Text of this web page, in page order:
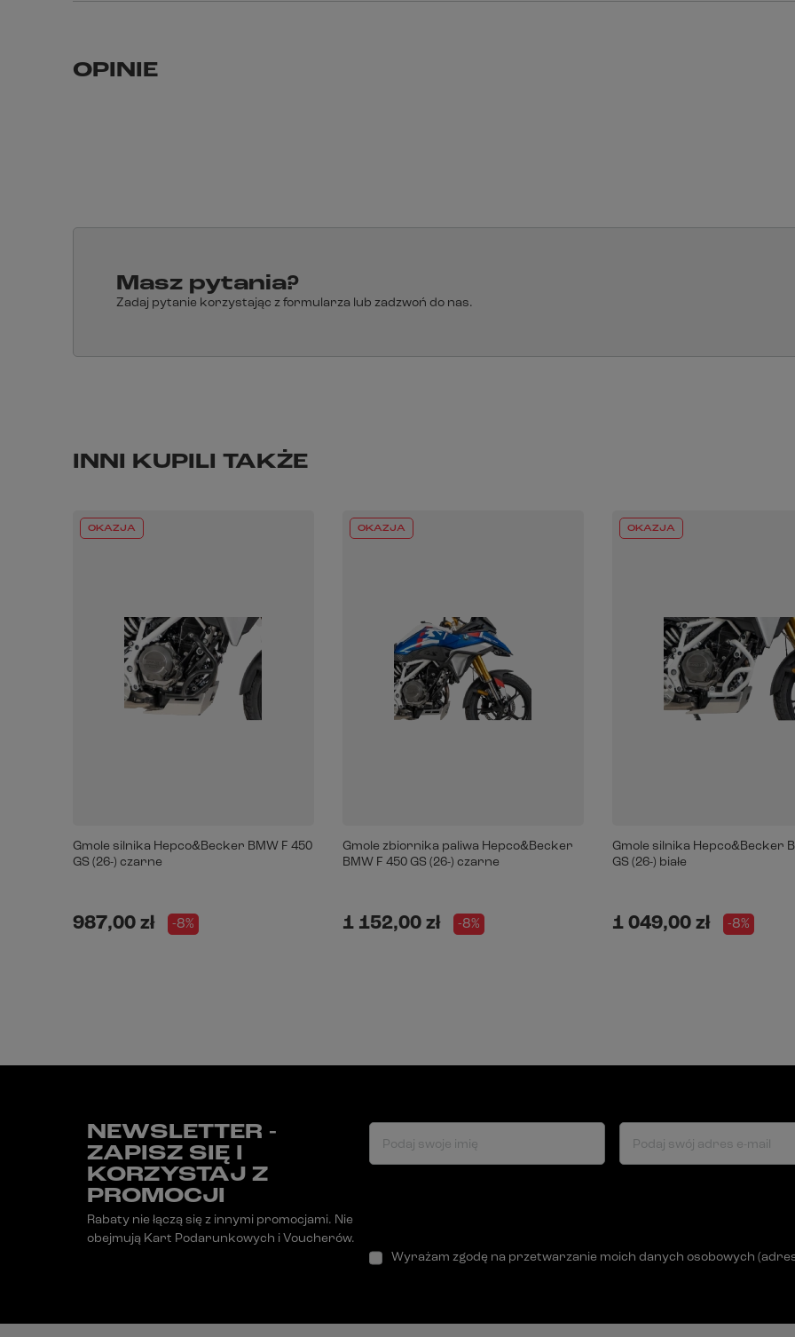
OPINIE
Masz pytania?
Zadaj pytanie korzystając z formularza lub zadzwoń do nas.
INNI KUPILI TAKŻE
OKAZJA
Gmole silnika Hepco&Becker BMW F 450
GS (26-) czarne
987,00 zł -8%
OKAZJA
Gmole zbiornika paliwa Hepco&Becker
BMW F 450 GS (26-) czarne
1 152,00 zł -8%
OKAZJA
Gmole silnika Hepco&Becker
GS (26-) białe
1 049,00 zł -8%
NEWSLETTER -
ZAPISZ SIĘ I
KORZYSTAJ Z
PROMOCJI
Rabaty nie łączą się z innymi promocjami. Nie
obejmują Kart Podarunkowych i Voucherów.
Podaj swoje imię Podaj swój adres e-mail
Wyrażam zgodę na przetwarzanie moich danych osobowych